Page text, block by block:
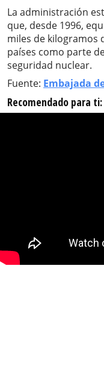
La administración
que, desde 1996,
miles de kilogramos
países como parte
seguridad nuclear.
Fuente: Embajada
Recomendado para ti: